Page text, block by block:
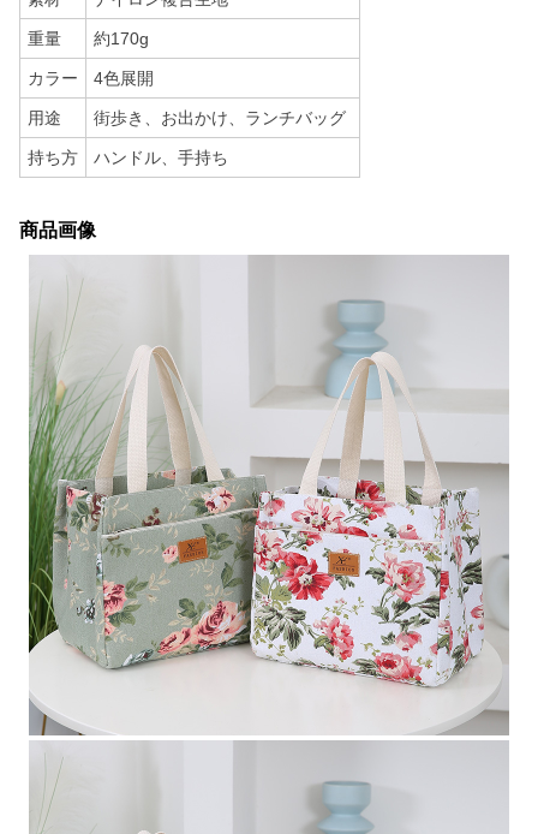
重量 約170g
カラー 4色展開
用途 街歩き、お出かけ、ランチバッグ
持ち方 ハンドル、手持ち
商品画像